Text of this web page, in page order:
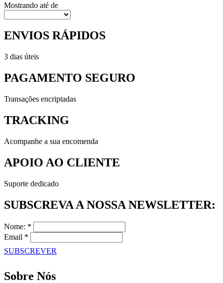
Mostrando até de
ENVIOS RÁPIDOS
3 dias úteis
PAGAMENTO SEGURO
Transações encriptadas
TRACKING
Acompanhe a sua encomenda
APOIO AO CLIENTE
Suporte dedicado
SUBSCREVA A NOSSA NEWSLETTER:
Nome: *
Email *
SUBSCREVER
Sobre Nós